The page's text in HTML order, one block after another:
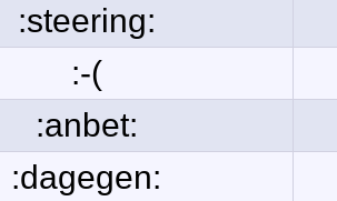
:steering:
:-(
:anbet:
:dagegen: